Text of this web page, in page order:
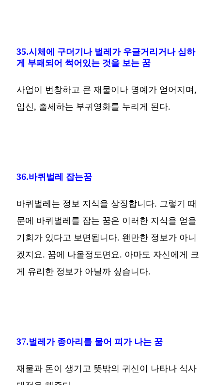
35.시체에 구더기나 벌레가 우글거리거나 심하
게 부패되어 썩어있는 것을 보는 꿈
사업이 번창하고 큰 재물이나 명예가 얻어지며,
입신, 출세하는 부귀영화를 누리게 된다.
36.바퀴벌레 잡는꿈
바퀴벌레는 정보 지식을 상징합니다. 그렇기 때
문에 바퀴벌레를 잡는 꿈은 이러한 지식을 얻을
기회가 있다고 보면됩니다. 왠만한 정보가 아니
겠지요. 꿈에 나올정도면요. 아마도 자신에게 크
게 유리한 정보가 아닐까 싶습니다.
37.벌레가 종아리를 물어 피가 나는 꿈
재물과 돈이 생기고 뜻밖의 귀신이 나타나 식사